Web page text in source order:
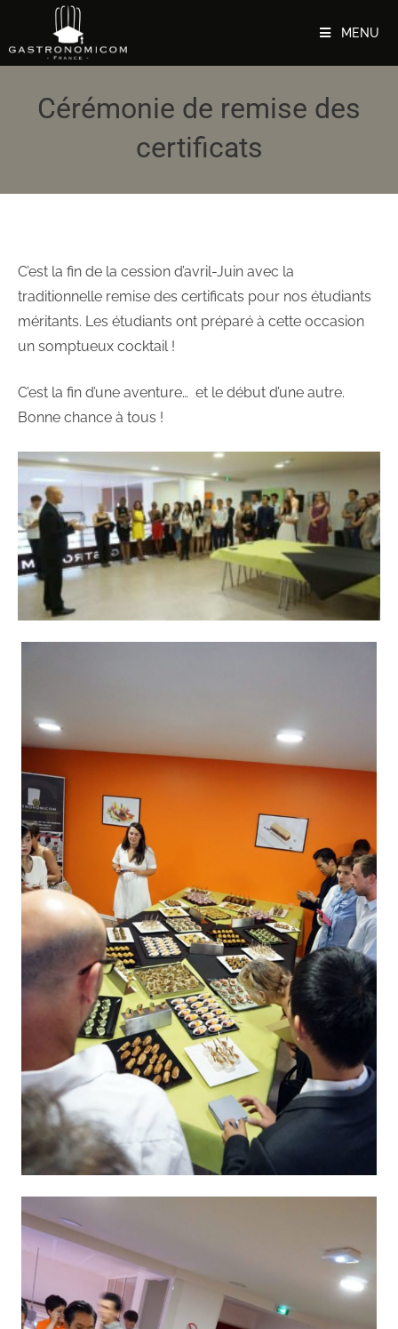
MENU
Cérémonie de remise des
certificats
C’est la fin de la cession d’avril-Juin avec la
traditionnelle remise des certificats pour nos étudiants
méritants. Les étudiants ont préparé à cette occasion
un somptueux cocktail !
C’est la fin d’une aventure… et le début d’une autre.
Bonne chance à tous !